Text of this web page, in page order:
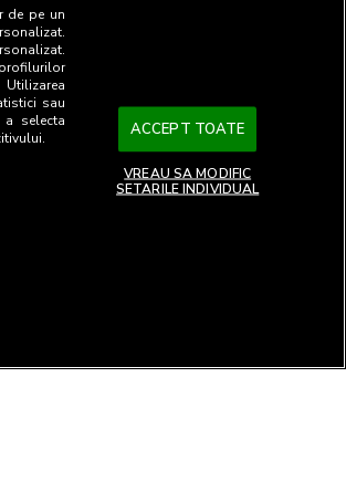
de pe un
sau
selecta
ACCEPT TOATE
VREAU SA MODIFIC
SETARILE INDIVIDUAL